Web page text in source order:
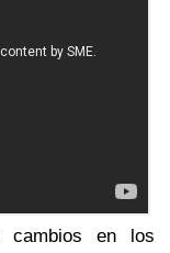
en los